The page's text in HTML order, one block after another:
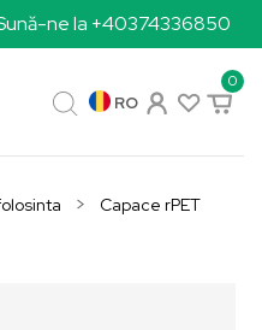
ne la +40374336850
0
RO
Capace rPET